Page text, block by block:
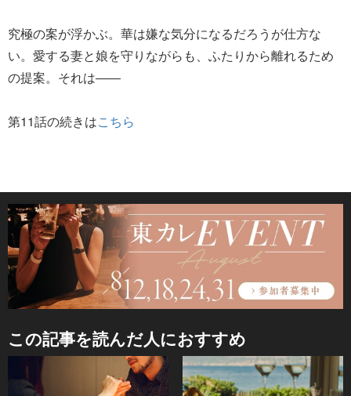
究極の案が浮かぶ。華は嫌な気分になるだろうが仕方な
い。愛する妻と娘を守りながらも、ふたりから離れるため
の提案。それは――
第11話の続きはこちら
この記事を読んだ人におすすめ